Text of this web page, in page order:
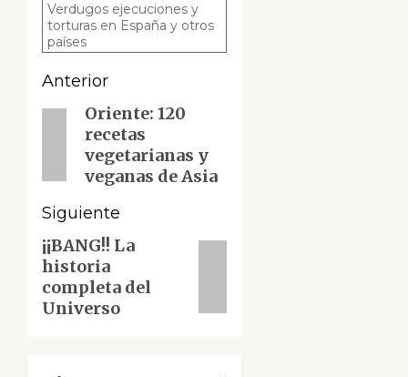
Verdugos ejecuciones y
torturas en España y otros
países
Navegación
de
entradas
Anterior
Entrada
anterior:
Oriente: 120
recetas
vegetarianas y
veganas de Asia
Siguiente
Siguiente
entrada:
¡¡BANG!! La
historia
completa del
Universo